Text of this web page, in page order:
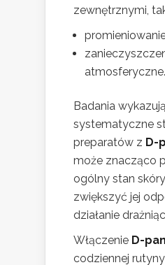
zewnętrznymi,
atmosferyczne.
Badania
systematyczne
preparatów z D-
może znacząco
ogólny stan
zwiększyć jej
działanie
Włączenie D-
codziennej